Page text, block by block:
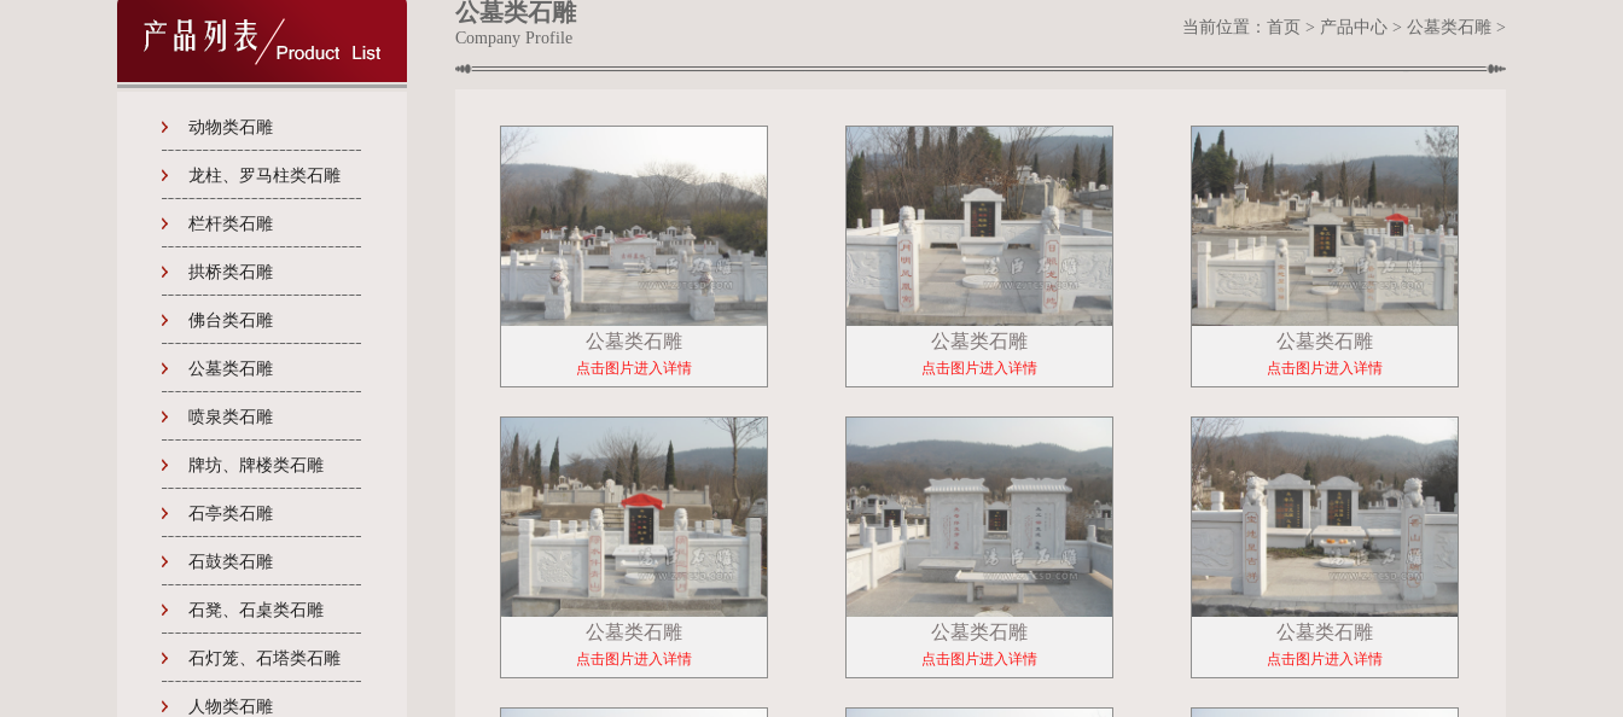
动物类石雕
龙柱、罗马柱类石雕
栏杆类石雕
拱桥类石雕
佛台类石雕
公墓类石雕
喷泉类石雕
牌坊、牌楼类石雕
石亭类石雕
石鼓类石雕
石凳、石桌类石雕
石灯笼、石塔类石雕
人物类石雕
公墓类石雕
Company Profile
当前位置： 首页 > 产品中心 > 公墓类石雕 >
公墓类石雕
点击图片进入详情
公墓类石雕
点击图片进入详情
公墓类石雕
点击图片进入详情
公墓类石雕
点击图片进入详情
公墓类石雕
点击图片进入详情
公墓类石雕
点击图片进入详情